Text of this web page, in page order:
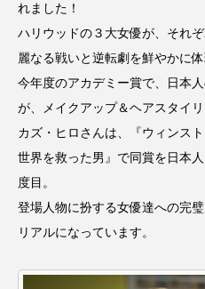
2026年 2026年度
3年生 4年生 6
7月 accototo
CONCLAVE
HAMNET HERE 時を越
IT’S OKAY
れました！
ハリウッドの３大女優が、それ
麗なる戦いと逆転劇を鮮やかに体
今年度のアカデミー賞で、日本
が、メイクアップ＆ヘアスタイ
カズ・ヒロさんは、『ウィンス
世界を救った男』で同賞を日本
度目。
登場人物に扮する女優達への完
リアルになっています。